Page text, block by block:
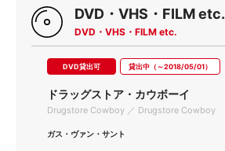
DVD・VHS・FILM etc.
DVD・VHS・FILM etc.
DVD貸出可 貸出中（～2018/05/01）
ドラッグストア・カウボーイ
Drugstore Cowboy ／ Drugstore Cowboy
ガス・ヴァン・サント